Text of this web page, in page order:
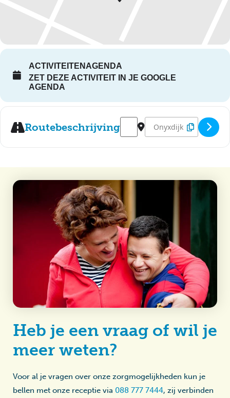
ACTIVITEITENAGENDA
ZET DEZE ACTIVITEIT IN JE GOOGLE
AGENDA
Routebeschrijving
Address - Prokkelen
Destination Address -
Heb je een vraag of wil je
meer weten?
Voor al je vragen over onze zorgmogelijkheden kun je
bellen met onze receptie via 088 777 7444, zij verbinden